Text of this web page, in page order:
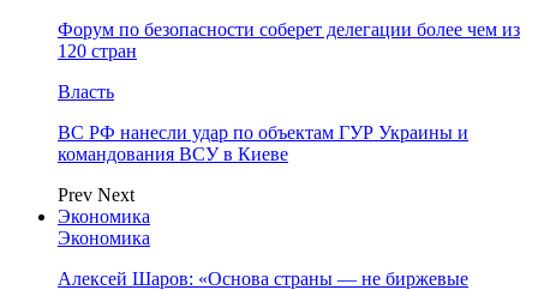
Форум по безопасности соберет делегации более чем из
120 стран
Власть
ВС РФ нанесли удар по объектам ГУР Украины и
командования ВСУ в Киеве
Prev Next
Экономика
Экономика
Алексей Шаров: «Основа страны — не биржевые